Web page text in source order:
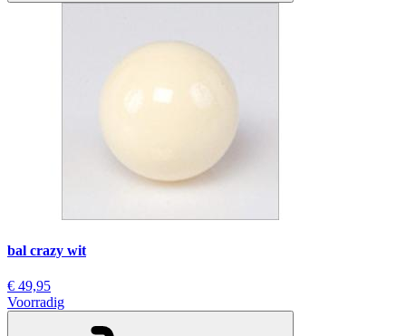
bal crazy wit
€ 49,95
Voorradig